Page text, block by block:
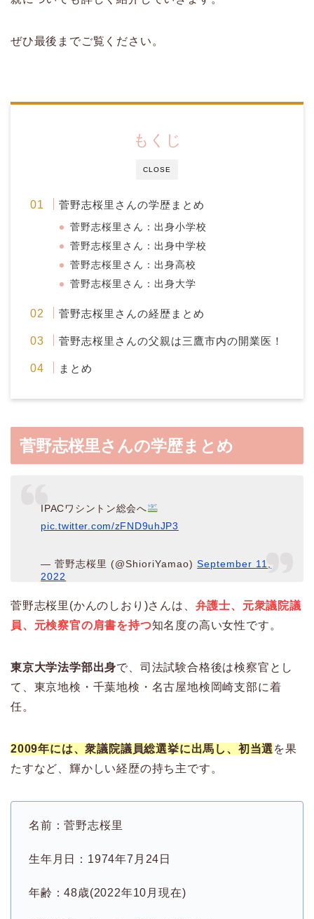
ぜひ最後までご覧ください。
CLOSE
もくじ
菅野志桜里さんの学歴まとめ
菅野志桜里さん：出身小学校
菅野志桜里さん：出身中学校
菅野志桜里さん：出身高校
菅野志桜里さん：出身大学
菅野志桜里さんの経歴まとめ
菅野志桜里さんの父親は三鷹市内の開業医！
まとめ
菅野志桜里さんの学歴まとめ
IPACワシントン総会へ
pic.twitter.com/zFND9uhJP3
— 菅野志桜里 (@ShioriYamao)September 11,
2022
菅野志桜里(かんのしおり)さんは、 弁護士、元衆議院議
員、元検察官の肩書を持つ知名度の高い女性です。
東京大学法学部出身で、司法試験合格後は検察官とし
て、東京地検・千葉地検・名古屋地検岡崎支部に着
任。
2009年には、衆議院議員総選挙に出馬し、初当選 を果
たすなど、輝かしい経歴の持ち主です。
名前：菅野志桜里
生年月日：1974年7月24日
年齢：48歳(2022年10月現在)